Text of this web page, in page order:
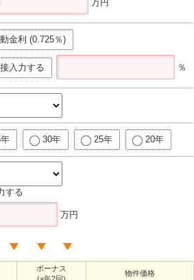
万円
金利 (0.725％)
入力する ％
30年 25年 20年
する
万円
ボーナス
物件価格